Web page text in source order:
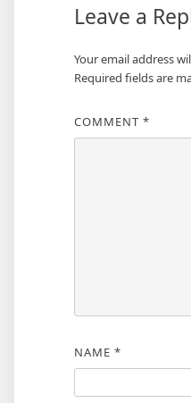
Leave a
Your email address
Required fields are
COMMENT *
NAME *